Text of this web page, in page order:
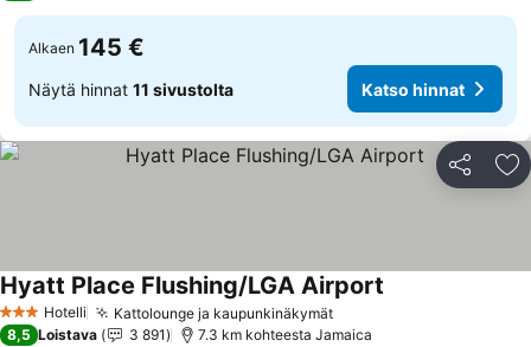
Alkaen 145 €
Näytä hinnat 11 sivustolta Katso hinnat
Jaa
3 Tähtiluokitus
Hotelli Kattolounge ja kaupunkinäkymätKatso hinnat
Hyatt Place Flushing/LGA Airport
8,5 Loistava 3 891 7.3 km kohteesta Jamaica